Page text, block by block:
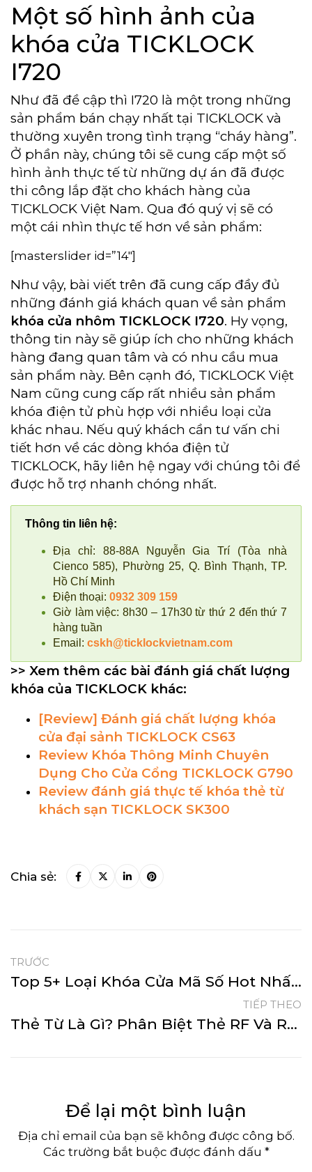
Một số hình ảnh của
khóa cửa TICKLOCK
I720
Như đã đề cập thì I720 là một trong những
sản phẩm bán chạy nhất tại TICKLOCK và
thường xuyên trong tình trạng “cháy hàng”.
Ở phần này, chúng tôi sẽ cung cấp một số
hình ảnh thực tế từ những dự án đã được
thi công lắp đặt cho khách hàng của
TICKLOCK Việt Nam. Qua đó quý vị sẽ có
một cái nhìn thực tế hơn về sản phẩm:
[masterslider id=”14″]
Như vậy, bài viết trên đã cung cấp đầy đủ
những đánh giá khách quan về sản phẩm
khóa cửa nhôm TICKLOCK I720. Hy vọng,
thông tin này sẽ giúp ích cho những khách
hàng đang quan tâm và có nhu cầu mua
sản phẩm này. Bên cạnh đó, TICKLOCK Việt
Nam cũng cung cấp rất nhiều sản phẩm
khóa điện tử phù hợp với nhiều loại cửa
khác nhau. Nếu quý khách cần tư vấn chi
tiết hơn về các dòng khóa điện tử
TICKLOCK, hãy liên hệ ngay với chúng tôi để
được hỗ trợ nhanh chóng nhất.
Thông tin liên hệ:
Địa chỉ: 88-88A Nguyễn Gia Trí (Tòa nhà
Cienco 585), Phường 25, Q. Bình Thạnh, TP.
Hồ Chí Minh
Điện thoại: 0932 309 159
Giờ làm việc:8h30 – 17h30 từ thứ 2 đến thứ 7
hàng tuần
Email: cskh@ticklockvietnam.com
>> Xem thêm các bài đánh giá chất lượng
khóa của TICKLOCK khác:
[Review] Đánh giá chất lượng khóa
cửa đại sảnh TICKLOCK CS63
Review Khóa Thông Minh Chuyên
Dụng Cho Cửa Cổng TICKLOCK G790
Review đánh giá thực tế khóa thẻ từ
khách sạn TICKLOCK SK300
Chia sẻ:
TRƯỚC
Top 5+ Loại Khóa Cửa Mã Số Hot Nhất 2025
TIẾP THEO
Thẻ Từ Là Gì? Phân Biệt Thẻ RF Và RFID Ở Khóa Cửa Điện Tử
Để lại một bình luận
Địa chỉ email của bạn sẽ không được công bố.
Các trường bắt buộc được đánh dấu *